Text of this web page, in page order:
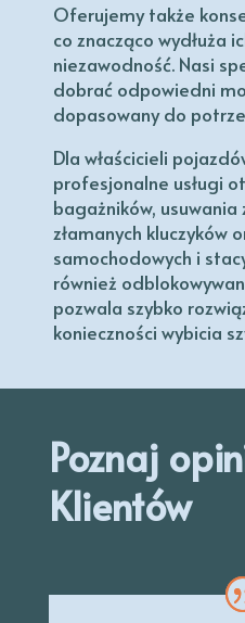
Oferujemy także
co znacząco wydłuża
niezawodność. Nasi
dobrać odpowiedni
dopasowany do
Dla właścicieli
profesjonalne usługi
bagażników,
złamanych kluczyków
samochodowych i
również
pozwala szybko
konieczności wybicia
Poznaj
Klientów